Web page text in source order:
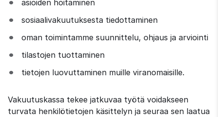
asioiden hoitaminen
sosiaalivakuutuksesta tiedottaminen
oman toimintamme suunnittelu, ohjaus ja arviointi
tilastojen tuottaminen
tietojen luovuttaminen muille viranomaisille.
Vakuutuskassa tekee jatkuvaa työtä voidakseen
turvata henkilötietojen käsittelyn ja seuraa sen laatua